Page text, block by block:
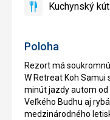
Poloha
Rezort má
W Retreat Koh Samui
minút jazdy autom od
Veľkého Budhu aj
medzinárodného
Kuchynský
Kuchynský kút
áno